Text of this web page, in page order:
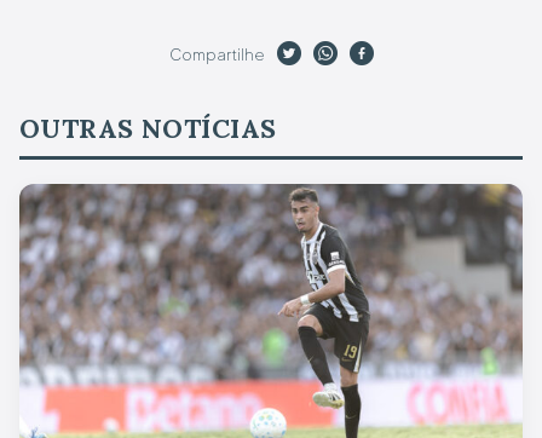
Compartilhe
OUTRAS NOTÍCIAS